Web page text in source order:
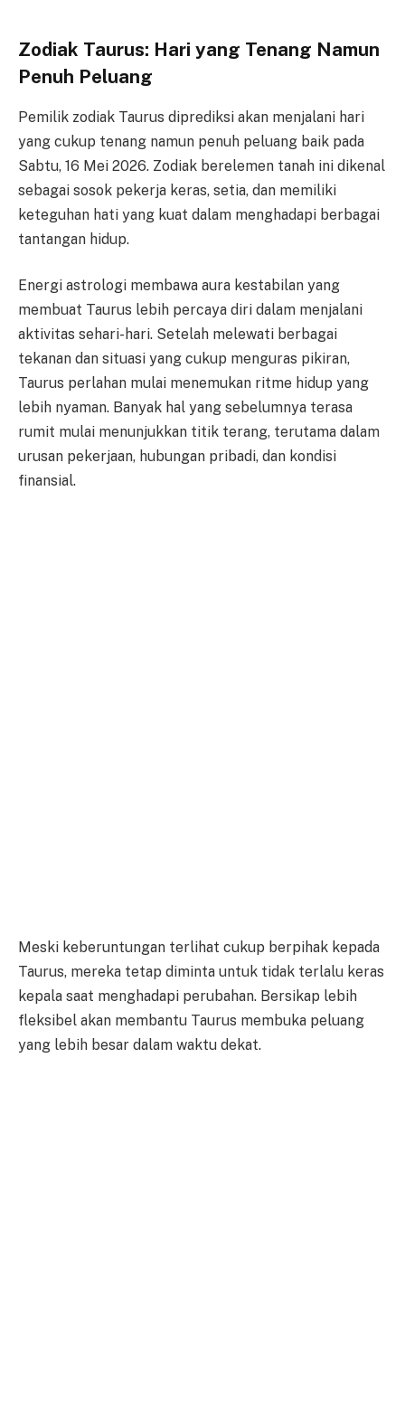
Zodiak Taurus: Hari yang Tenang Namun
Penuh Peluang
Pemilik zodiak Taurus diprediksi akan menjalani hari
yang cukup tenang namun penuh peluang baik pada
Sabtu, 16 Mei 2026. Zodiak berelemen tanah ini dikenal
sebagai sosok pekerja keras, setia, dan memiliki
keteguhan hati yang kuat dalam menghadapi berbagai
tantangan hidup.
Energi astrologi membawa aura kestabilan yang
membuat Taurus lebih percaya diri dalam menjalani
aktivitas sehari-hari. Setelah melewati berbagai
tekanan dan situasi yang cukup menguras pikiran,
Taurus perlahan mulai menemukan ritme hidup yang
lebih nyaman. Banyak hal yang sebelumnya terasa
rumit mulai menunjukkan titik terang, terutama dalam
urusan pekerjaan, hubungan pribadi, dan kondisi
finansial.
Meski keberuntungan terlihat cukup berpihak kepada
Taurus, mereka tetap diminta untuk tidak terlalu keras
kepala saat menghadapi perubahan. Bersikap lebih
fleksibel akan membantu Taurus membuka peluang
yang lebih besar dalam waktu dekat.